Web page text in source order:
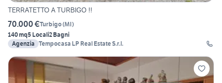
TERRATETTO A TURBIGO !!
70.000 €Turbigo(MI)
140 mq5 Locali2 Bagni
Agenzia Tempocasa LP Real Estate S.r.l.